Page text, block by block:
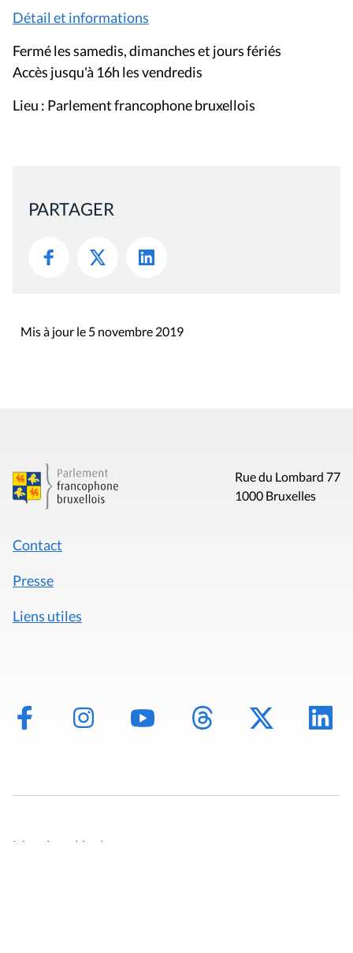
Détail et informations
Fermé les samedis, dimanches et jours fériés
Accès jusqu'à 16h les vendredis
Lieu : Parlement francophone bruxellois
PARTAGER
Mis à jour le 5 novembre 2019
Rue du Lombard 77
1000 Bruxelles
Contact
Presse
Liens utiles
Mentions légales